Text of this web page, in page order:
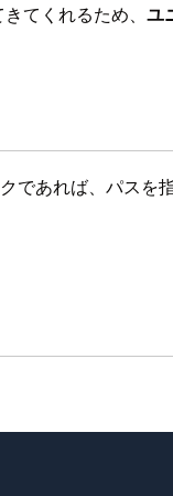
てくれるため、ユ
であれば、パスを